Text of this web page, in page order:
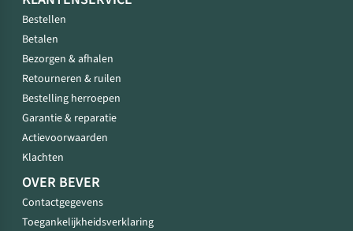
Bestellen
Betalen
Bezorgen & afhalen
Retourneren & ruilen
Bestelling herroepen
Garantie & reparatie
Actievoorwaarden
Klachten
OVER BEVER
Contactgegevens
Toegankelijkheidsverklaring